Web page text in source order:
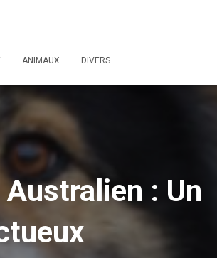
ANIMAUX DIVERS
: Un